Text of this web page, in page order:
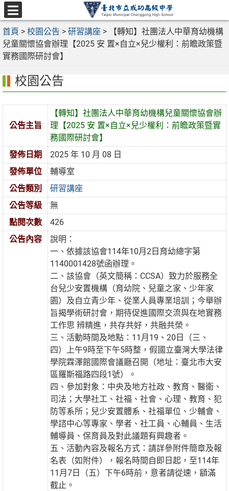
跳
至
主
要
內
選
單
首頁 > 校園公告 > 研習講座 >
【轉知】社團法人中華育幼機構
兒童關懷協會辦理【2025 安 置×自立×兒少權利：前瞻政策暨
實務國際研討會】
校園公告
公告主旨
【轉知】社團法人中華育幼機構兒童關懷協會辦
理【2025 安 置×自立×兒少權利：前瞻政策暨實
務國際研討會】
發佈日期
2025 年 10 月 08 日
發佈單位
輔導室
公告類別
研習講座
公告等級
無
點閱次數
426
公告內容
說明：
一、依據該協會114年10月2日育幼總字第
1140001428號函辦理。
二、該協會（英文簡稱：CCSA）致力於服務全
台兒少安置機構（育幼院、兒童之家、少年家
園）及自立青少年、從業人員專業培訓；今舉辦
旨揭學術研討會，期待促進國際交流與在地實務
工作思 辨精進，共存共好，共融共榮。
三、活動時間及地點：11月19、20日（三、
四）上午9時至下午5時整，假國立臺灣大學法律
學院霖澤館國際會議廳召開（地址：臺北市大安
區羅斯福路四段1號）。
四、參加對象：中央及地方社政、教育、醫衛、
司法；大學社工、社福、社會、心理、教育、犯
防等系所；兒少安置體系、社福單位、少輔會、
學諮中心等專家、學者、社工員、心輔員、生活
輔導員、保育員及對此議題有興趣者。
五、活動內容及報名方式：請詳參附件簡章及報
名表（如附件），報名時間自即日起，至114年
11月7日（五）下午6時前，意者請從速，額滿
截止。